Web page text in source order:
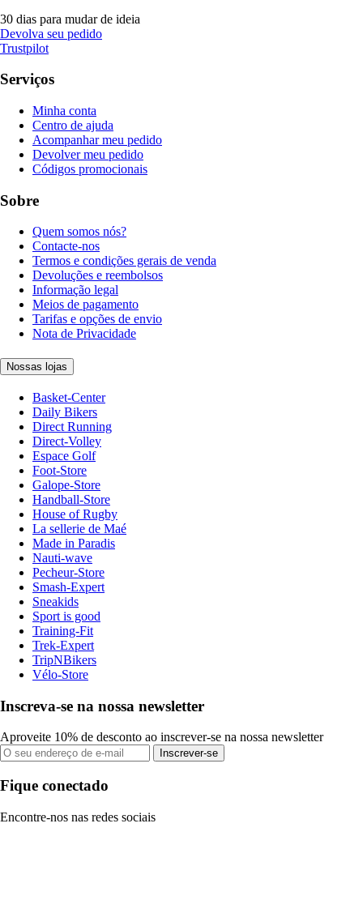
30 dias para mudar de ideia
Devolva seu pedido
Trustpilot
Serviços
Minha conta
Centro de ajuda
Acompanhar meu pedido
Devolver meu pedido
Códigos promocionais
Sobre
Quem somos nós?
Contacte-nos
Termos e condições gerais de venda
Devoluções e reembolsos
Informação legal
Meios de pagamento
Tarifas e opções de envio
Nota de Privacidade
Nossas lojas
Basket-Center
Daily Bikers
Direct Running
Direct-Volley
Espace Golf
Foot-Store
Galope-Store
Handball-Store
House of Rugby
La sellerie de Maé
Made in Paradis
Nauti-wave
Pecheur-Store
Smash-Expert
Sneakids
Sport is good
Training-Fit
Trek-Expert
TripNBikers
Vélo-Store
Inscreva-se na nossa newsletter
Aproveite 10% de desconto ao inscrever-se na nossa newsletter
Inscrever-se
Fique conectado
Encontre-nos nas redes sociais